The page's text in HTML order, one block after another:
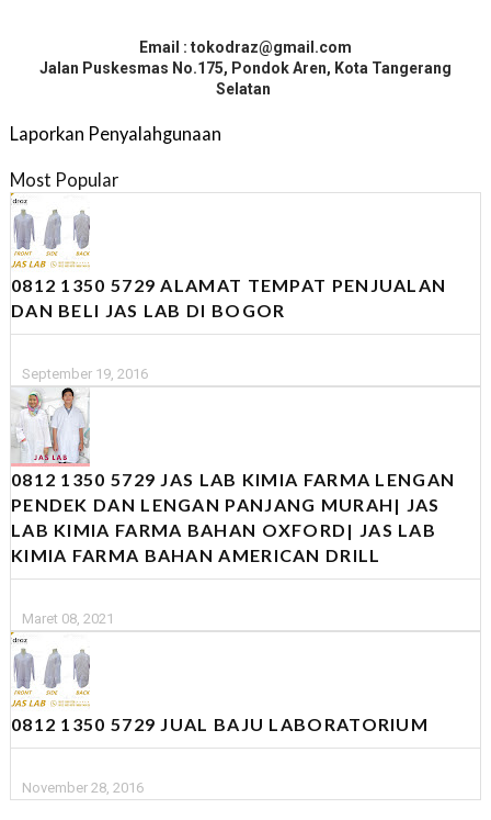
Email : tokodraz@gmail.com
Jalan Puskesmas No.175, Pondok Aren, Kota Tangerang
Selatan
Laporkan Penyalahgunaan
Most Popular
0812 1350 5729 ALAMAT TEMPAT PENJUALAN
DAN BELI JAS LAB DI BOGOR
September 19, 2016
0812 1350 5729 JAS LAB KIMIA FARMA LENGAN
PENDEK DAN LENGAN PANJANG MURAH| JAS
LAB KIMIA FARMA BAHAN OXFORD| JAS LAB
KIMIA FARMA BAHAN AMERICAN DRILL
Maret 08, 2021
0812 1350 5729 JUAL BAJU LABORATORIUM
November 28, 2016